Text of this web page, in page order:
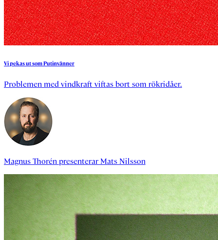
VipekasutsomPutinvänner
Problemen med vindkraft viftas bort som rökridåer.
Magnus Thorénpresenterar Mats Nilsson